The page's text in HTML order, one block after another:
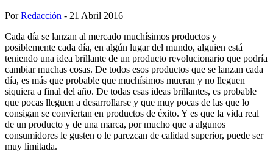
PorRedacción - 21 Abril 2016
Cada día se lanzan al mercado muchísimos productos y
posiblemente cada día, en algún lugar del mundo, alguien está
teniendo una idea brillante de un producto revolucionario que podría
cambiar muchas cosas. De todos esos productos que se lanzan cada
día, es más que probable que muchísimos mueran y no lleguen
siquiera a final del año. De todas esas ideas brillantes, es probable
que pocas lleguen a desarrollarse y que muy pocas de las que lo
consigan se conviertan en productos de éxito. Y es que la vida real
de un producto y de una marca, por mucho que a algunos
consumidores le gusten o le parezcan de calidad superior, puede ser
muy limitada.